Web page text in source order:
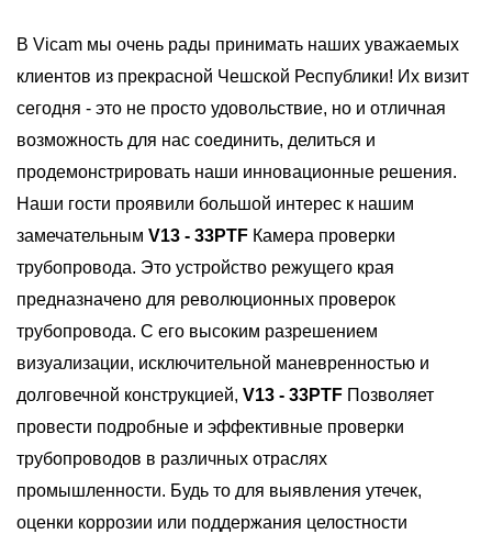
В Vicam мы очень рады принимать наших уважаемых
клиентов из прекрасной Чешской Республики! Их визит
сегодня - это не просто удовольствие, но и отличная
возможность для нас соединить, делиться и
продемонстрировать наши инновационные решения.
Наши гости проявили большой интерес к нашим
замечательным V13 - 33PTF Камера проверки
трубопровода. Это устройство режущего края
предназначено для революционных проверок
трубопровода. С его высоким разрешением
визуализации, исключительной маневренностью и
долговечной конструкцией, V13 - 33PTF Позволяет
провести подробные и эффективные проверки
трубопроводов в различных отраслях
промышленности. Будь то для выявления утечек,
оценки коррозии или поддержания целостности